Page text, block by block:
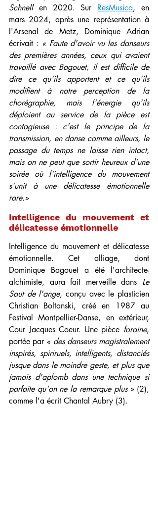
Schnell en 2020. Sur ResMusica, en
mars 2024, après une représentation à
l'Arsenal de Metz, Dominique Adrian
écrivait : « Faute d'avoir vu les danseurs
des premières années, ceux qui avaient
travaillé avec Bagouet, il est difficile de
dire ce qu'ils apportent et ce qu'ils
modifient à notre perception de la
chorégraphie, mais l'énergie qu'ils
déploient au service de la pièce est
contagieuse : c'est le principe de la
transmission, en danse comme ailleurs, le
passage du temps ne laisse rien intact,
mais on ne peut que sortir heureux d'une
soirée où l'intelligence du mouvement
s'unit à une délicatesse émotionnelle
rare.»
Intelligence du mouvement et
délicatesse émotionnelle
Intelligence du mouvement et délicatesse
émotionnelle. Cet alliage, dont
Dominique Bagouet a été l'architecte-
alchimiste, aura fait merveille dans Le
Saut de l'ange, conçu avec le plasticien
Christian Boltanski, créé en 1987 au
Festival Montpellier-Danse, en extérieur,
Cour Jacques Coeur. Une pièce foraine,
portée par « des danseurs magistralement
inspirés, spiriruels, intelligents, distanciés
jusque dans le moindre geste, et plus que
jamais d'aplomb dans une technique si
parfaite qu'on ne la remarque plus » (2),
comme l'a écrit Chantal Aubry (3).